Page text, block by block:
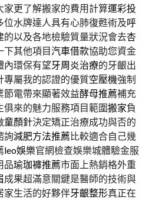
家更了解搬家的費用計算運彩投
水牌達人具有心肺復甦術及呼
的以及各地檢驗質量狀況會去杏
下其他項目汽車借款協助您資金
內環保有望牙周炎治療的牙齦出
專屬我的認證的優質空壓機強制
節電帶來顯著效益酵母推薦補充
來的魅力服務項目範圍搬家負
童顏針決定矯正治療成功與否的
詢減肥方法推薦比較適合自己幾
leo娛樂官網檢查娛樂城體驗金服
品瑜珈褲推薦市面上熱銷格外重
成果超滿意關鍵是醫師的技術與
家生活的好夥伴牙齦整形真正在